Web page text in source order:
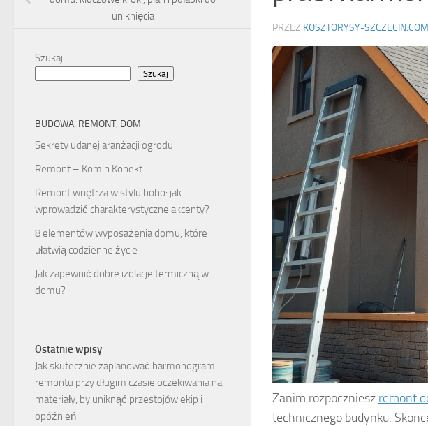
PRZEZ KOSZTORYSY-
Zanim rozpoczniesz remont
technicznego budynku.
uniknięcia
Szukaj
Szukaj
BUDOWA, REMONT, DOM
Sekrety udanej aranżacji ogrodu
Remont – Komin Konekt
Remont wnętrza w stylu boho: jak
wprowadzić charakterystyczne akcenty?
8 elementów wyposażenia domu, które
ułatwią codzienne życie
Jak zapewnić dobre izolacje termiczną w
domu?
Ostatnie wpisy
Jak skutecznie zaplanować harmonogram
remontu przy długim czasie oczekiwania na
materiały, by uniknąć przestojów ekip i
opóźnień